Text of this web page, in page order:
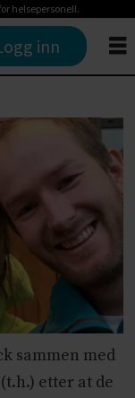
helsepersonell.
inn
sammen med
etter at de